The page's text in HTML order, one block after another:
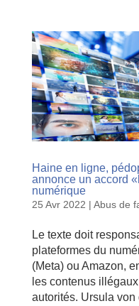
Haine en ligne,
annonce un accord
numérique
25 Avr 2022 | Abus de
Le texte doit
plateformes du
(Meta) ou Amazon,
les contenus
autorités. Ursula